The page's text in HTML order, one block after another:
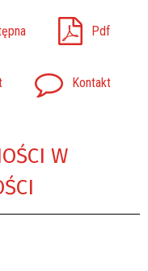
Pdf
Kontakt
W